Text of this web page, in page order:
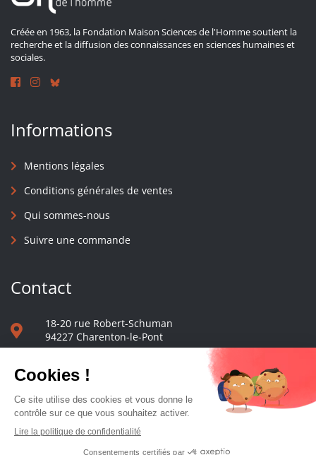
Créée en 1963, la Fondation Maison Sciences de l'Homme soutient la
recherche et la diffusion des connaissances en sciences humaines et
sociales.
Informations
Mentions légales
Conditions générales de ventes
Qui sommes-nous
Suivre une commande
Contact
18-20 rue Robert-Schuman
94227 Charenton-le-Pont